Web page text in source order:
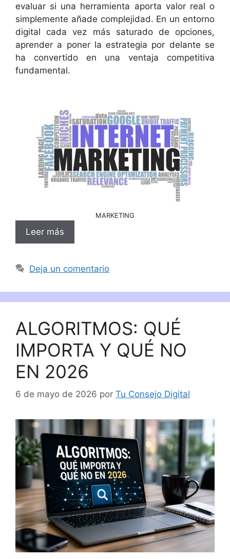
evaluar si una herramienta aporta valor real o
simplemente añade complejidad. En un entorno
digital cada vez más saturado de opciones,
aprender a poner la estrategia por delante se
ha convertido en una ventaja competitiva
fundamental.
MARKETING
Leer más
Deja un comentario
ALGORITMOS: QUÉ
IMPORTA Y QUÉ NO
EN 2026
6 de mayo de 2026 por Tu Consejo Digital